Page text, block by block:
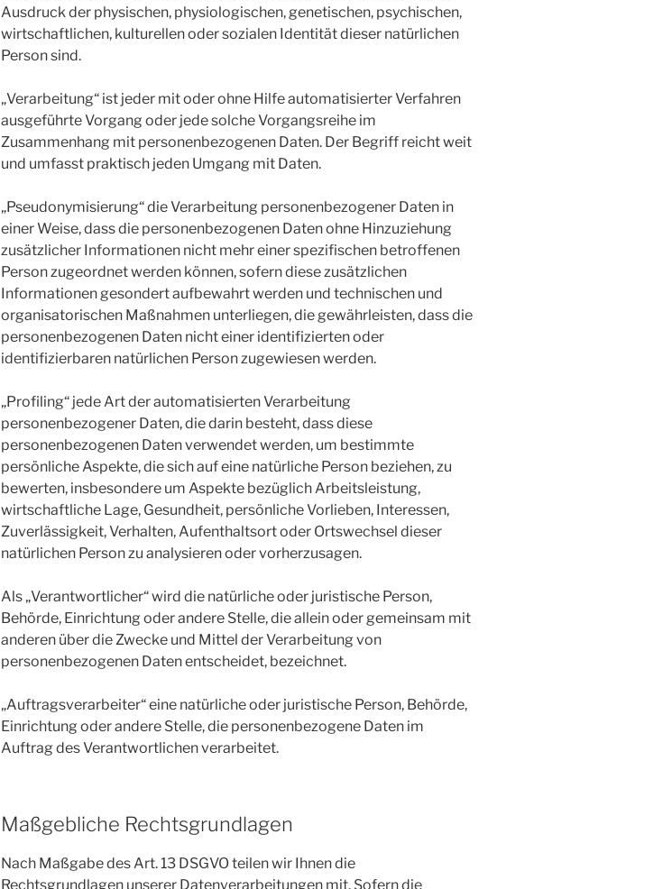
Ausdruck der physischen, physiologischen, genetischen, psychischen,
wirtschaftlichen, kulturellen oder sozialen Identität dieser natürlichen
Person sind.
„Verarbeitung“ ist jeder mit oder ohne Hilfe automatisierter Verfahren
ausgeführte Vorgang oder jede solche Vorgangsreihe im
Zusammenhang mit personenbezogenen Daten. Der Begriff reicht weit
und umfasst praktisch jeden Umgang mit Daten.
„Pseudonymisierung“ die Verarbeitung personenbezogener Daten in
einer Weise, dass die personenbezogenen Daten ohne Hinzuziehung
zusätzlicher Informationen nicht mehr einer spezifischen betroffenen
Person zugeordnet werden können, sofern diese zusätzlichen
Informationen gesondert aufbewahrt werden und technischen und
organisatorischen Maßnahmen unterliegen, die gewährleisten, dass die
personenbezogenen Daten nicht einer identifizierten oder
identifizierbaren natürlichen Person zugewiesen werden.
„Profiling“ jede Art der automatisierten Verarbeitung
personenbezogener Daten, die darin besteht, dass diese
personenbezogenen Daten verwendet werden, um bestimmte
persönliche Aspekte, die sich auf eine natürliche Person beziehen, zu
bewerten, insbesondere um Aspekte bezüglich Arbeitsleistung,
wirtschaftliche Lage, Gesundheit, persönliche Vorlieben, Interessen,
Zuverlässigkeit, Verhalten, Aufenthaltsort oder Ortswechsel dieser
natürlichen Person zu analysieren oder vorherzusagen.
Als „Verantwortlicher“ wird die natürliche oder juristische Person,
Behörde, Einrichtung oder andere Stelle, die allein oder gemeinsam mit
anderen über die Zwecke und Mittel der Verarbeitung von
personenbezogenen Daten entscheidet, bezeichnet.
„Auftragsverarbeiter“ eine natürliche oder juristische Person, Behörde,
Einrichtung oder andere Stelle, die personenbezogene Daten im
Auftrag des Verantwortlichen verarbeitet.
Maßgebliche Rechtsgrundlagen
Nach Maßgabe des Art. 13 DSGVO teilen wir Ihnen die
Rechtsgrundlagen unserer Datenverarbeitungen mit. Sofern die